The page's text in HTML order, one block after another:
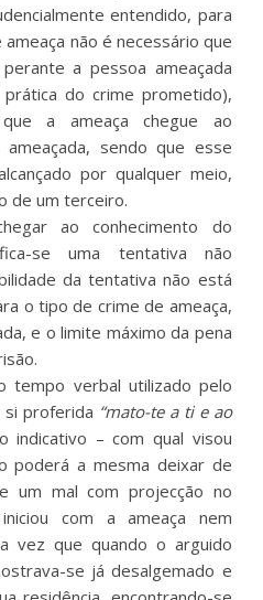
entendido, para
não é necessário que
a pessoa ameaçada
do crime prometido),
a ameaça chegue ao
sendo que esse
por qualquer meio,
de um terceiro.
ao conhecimento do
se uma tentativa não
da tentativa não está
o tipo de crime de ameaça,
e o limite máximo da pena
tempo verbal utilizado pelo
si proferida “mato-te a ti e ao
– com qual visou
poderá a mesma deixar de
um mal com projecção no
com a ameaça nem
vez que quando o arguido
se já desalgemado e